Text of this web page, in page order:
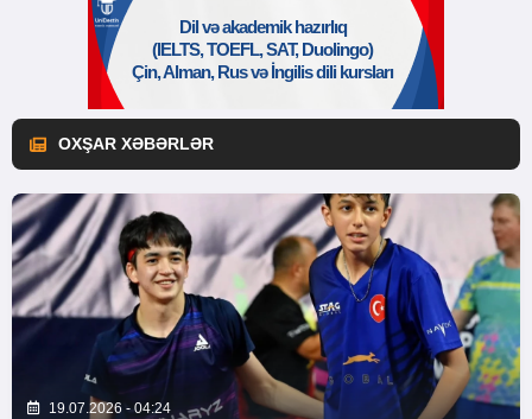
OXŞAR XƏBƏRLƏR
19.07.2026 - 04:24